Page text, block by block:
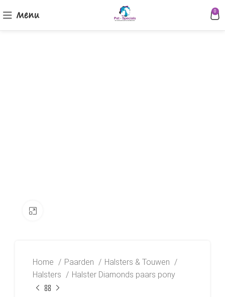
Menu 0
Home Paarden
Halsters & Touwen
Halsters
Halster Diamonds paars pony